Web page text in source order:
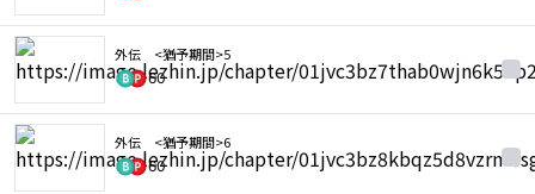
外伝 <猶予期間>5
60
外伝 <猶予期間>6
60